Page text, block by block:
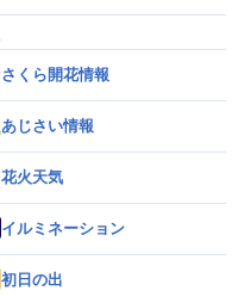
さくら開花情報
あじさい情報
花火天気
イルミネーション
初日の出